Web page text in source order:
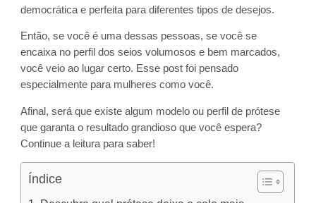
democrática e perfeita para diferentes tipos de desejos.
Então, se você é uma dessas pessoas, se você se
encaixa no perfil dos seios volumosos e bem marcados,
você veio ao lugar certo. Esse post foi pensado
especialmente para mulheres como você.
Afinal, será que existe algum modelo ou perfil de prótese
que garanta o resultado grandioso que você espera?
Continue a leitura para saber!
Índice